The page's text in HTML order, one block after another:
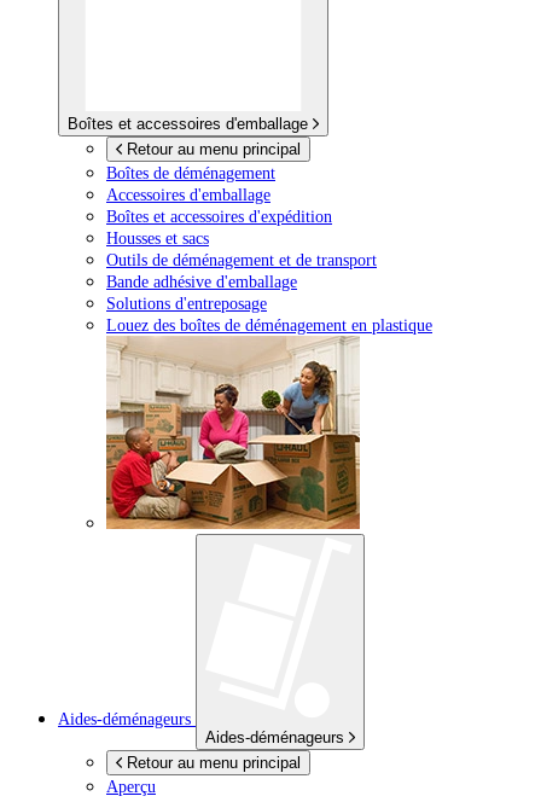
Boîtes et accessoires d'emballage
Retour au menu principal
Boîtes de déménagement
Accessoires d'emballage
Boîtes et accessoires d'expédition
Housses et sacs
Outils de déménagement et de transport
Bande adhésive d'emballage
Solutions d'entreposage
Louez des boîtes de déménagement en plastique
Aides-déménageurs
Aides-déménageurs
Retour au menu principal
Aperçu